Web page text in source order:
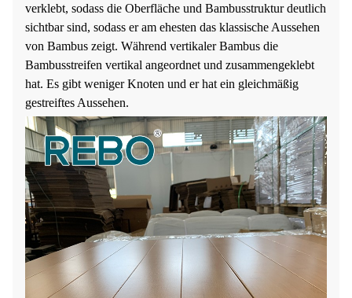
verklebt, sodass die Oberfläche und Bambusstruktur deutlich
sichtbar sind, sodass er am ehesten das klassische Aussehen
von Bambus zeigt. Während vertikaler Bambus die
Bambusstreifen vertikal angeordnet und zusammengeklebt
hat. Es gibt weniger Knoten und er hat ein gleichmäßig
gestreiftes Aussehen.